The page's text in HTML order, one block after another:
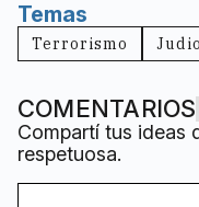
Temas
Terrorismo
COMENTARIOS
Compartí tus ideas
respetuosa.